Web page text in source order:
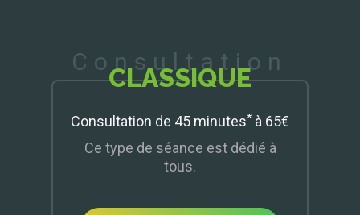
Consultation
CLASSIQUE
Consultation de 45 minutes* à 65€
Ce type de séance est dédié à
tous.